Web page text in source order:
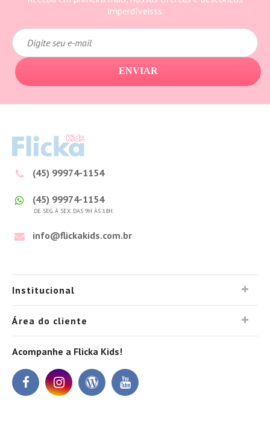
imperdíveisss
ENVIAR
(45) 99974-1154
(45) 99974-1154
DE SEG. À SEX. DAS 9H ÀS 18H.
info@flickakids.com.br
Institucional
Área do cliente
Acompanhe a Flicka Kids!